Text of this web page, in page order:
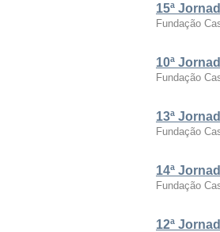
15ª
Fundação
10ª
Fundação
13ª
Fundação
14ª
Fundação
12ª